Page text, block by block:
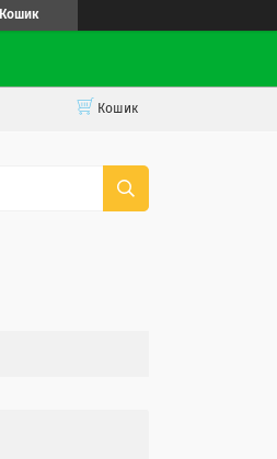
Кошик
Кошик